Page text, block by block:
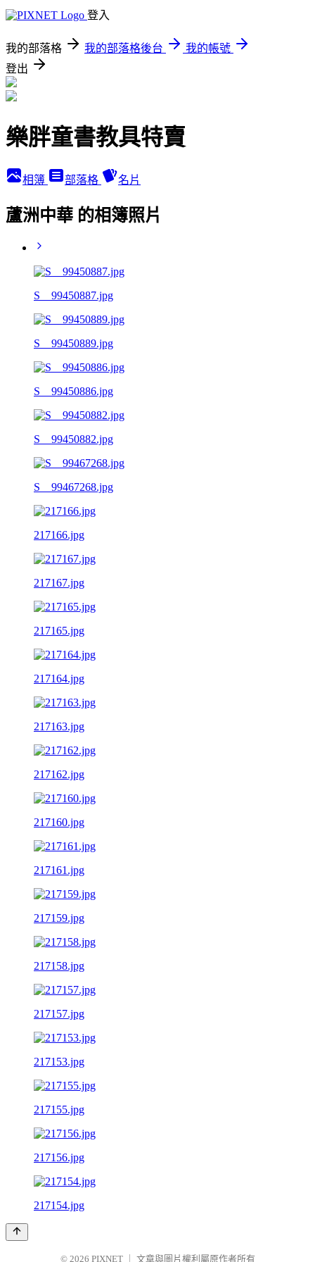
登入
我的部落格 我的部落格後台
我的帳號
登出
樂胖童書教具特賣
相簿 部落格 名片
蘆洲中華 的相簿照片
S__99450887.jpg
S__99450889.jpg
S__99450886.jpg
S__99450882.jpg
S__99467268.jpg
217166.jpg
217167.jpg
217165.jpg
217164.jpg
217163.jpg
217162.jpg
217160.jpg
217161.jpg
217159.jpg
217158.jpg
217157.jpg
217153.jpg
217155.jpg
217156.jpg
217154.jpg
© 2026 PIXNET 文章與圖片權利屬原作者所有